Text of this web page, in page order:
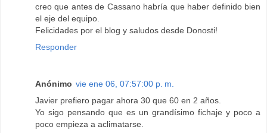
creo que antes de Cassano habría que haber definido bien
el eje del equipo.
Felicidades por el blog y saludos desde Donosti!
Responder
Anónimo vie ene 06, 07:57:00 p. m.
Javier prefiero pagar ahora 30 que 60 en 2 años.
Yo sigo pensando que es un grandísimo fichaje y poco a
poco empieza a aclimatarse.